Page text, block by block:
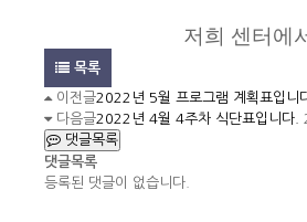
저희 센터에
목록
이전글2022년 5월 프로그램 계획표입니
다음글2022년 4월 4주차 식단표입니다.
댓글목록
댓글목록
등록된 댓글이 없습니다.